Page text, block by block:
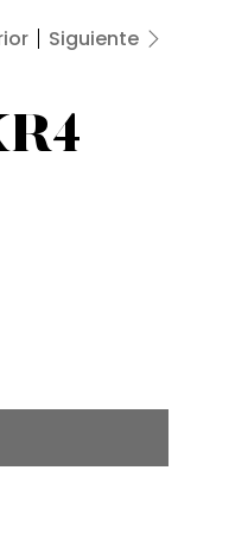
Siguiente